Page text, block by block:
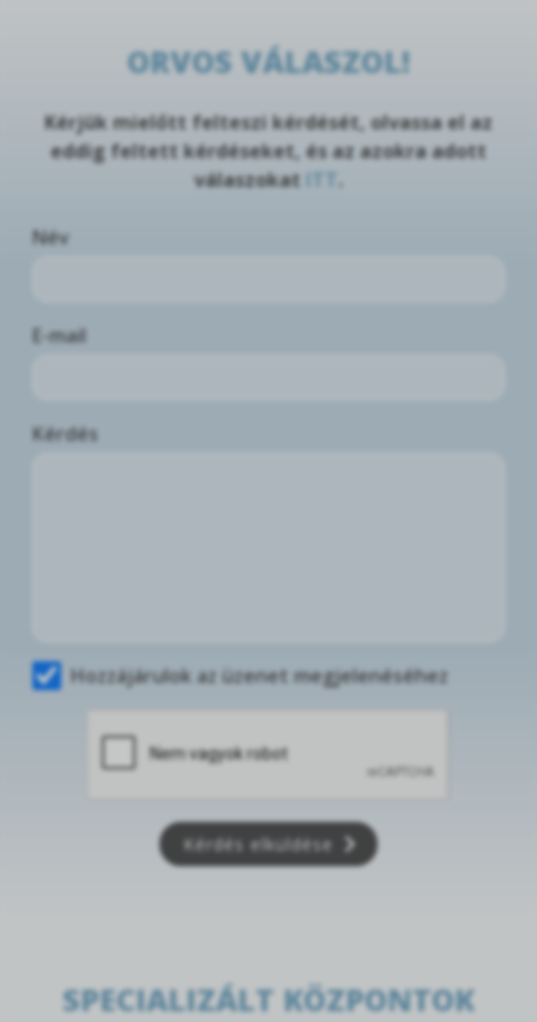
ORVOS VÁLASZOL!
Kérjük mielőtt felteszi kérdését, olvassa el az
eddig feltett kérdéseket, és az azokra adott
válaszokat
Név
E-mail
Kérdés
Hozzájárulok az üzenet megjelenéséhez
Kérdés elküldése
SPECIALIZÁLT KÖZPONTOK